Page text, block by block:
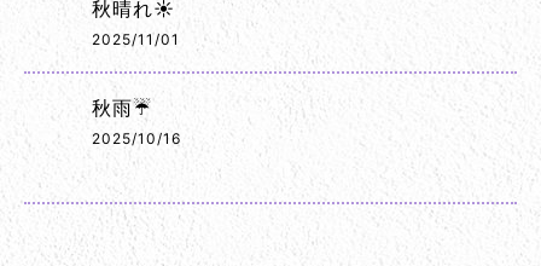
秋晴れ☀️
2025/11/01
秋雨☔
2025/10/16